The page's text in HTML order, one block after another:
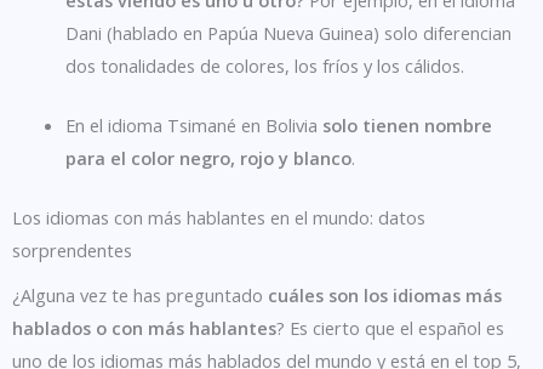
Dani (hablado en Papúa Nueva Guinea) solo diferencian
dos tonalidades de colores, los fríos y los cálidos.
En el idioma Tsimané en Bolivia solo tienen nombre
para el color negro, rojo y blanco.
Los idiomas con más hablantes en el mundo: datos
sorprendentes
¿Alguna vez te has preguntado cuáles son los idiomas más
hablados o con más hablantes? Es cierto que el español es
uno de los idiomas más hablados del mundo y está en el top 5,